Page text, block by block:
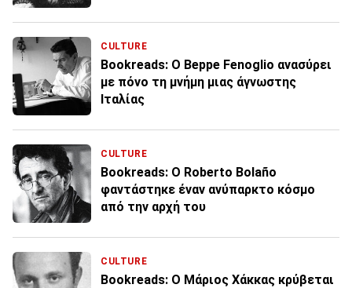
CULTURE
Bookreads: O Beppe Fenoglio ανασύρει
με πόνο τη μνήμη μιας άγνωστης
Ιταλίας
CULTURE
Bookreads: Ο Roberto Bolaño
φαντάστηκε έναν ανύπαρκτο κόσμο
από την αρχή του
CULTURE
Bookreads: O Μάριος Χάκκας κρύβεται